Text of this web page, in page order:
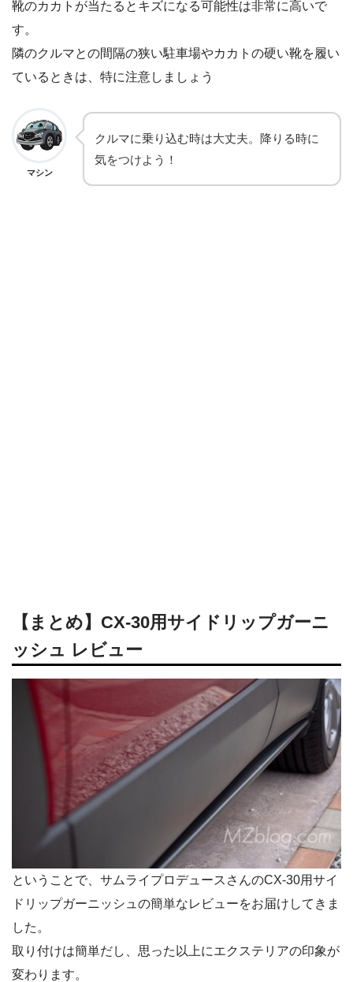
靴のカカトが当たるとキズになる可能性は非常に高いで
す。
隣のクルマとの間隔の狭い駐車場やカカトの硬い靴を履い
ているときは、特に注意しましょう
マシン
クルマに乗り込む時は大丈夫。降りる時に
気をつけよう！
【まとめ】CX-30用サイドリップガーニ
ッシュ レビュー
ということで、サムライプロデュースさんのCX-30用サイ
ドリップガーニッシュの簡単なレビューをお届けしてきま
した。
取り付けは簡単だし、思った以上にエクステリアの印象が
変わります。